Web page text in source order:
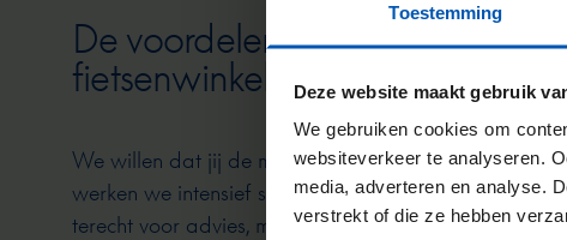
Toestemming
Deze website maakt gebruik
We gebruiken cookies om
websiteverkeer te analyseren.
media, adverteren en analyse.
verstrekt of die ze hebben
De voordelen van een Gazelle
fietsenwinkel
We willen dat jij de meeste kilometers uit jouw fiets
werken we intensief samen met onze fietsenwinkels.
terecht voor advies, maar dit is ook de plek waar wij